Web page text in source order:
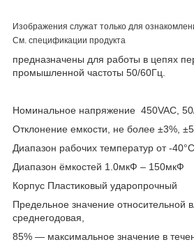
Изображения служат только для
См. спецификации продукта
предназначены для работы в цепях
промышленной частоты 50/60Гц.
Номинальное напряжение 450VAC,
Отклонение емкости, не более ±3%,
Диапазон рабочих температур от -
Диапазон ёмкостей 1.0мкФ – 150мкФ
Корпус Пластиковый ударопрочный
Предельное значение относительной
среднегодовая,
85% ― максимальное значение в